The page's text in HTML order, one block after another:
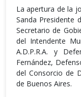
La apertura de la
Sanda Presidente
Secretario de
del Intendente
A.D.P.R.A. y
Fernández,
del Consorcio de
de Buenos Aires.